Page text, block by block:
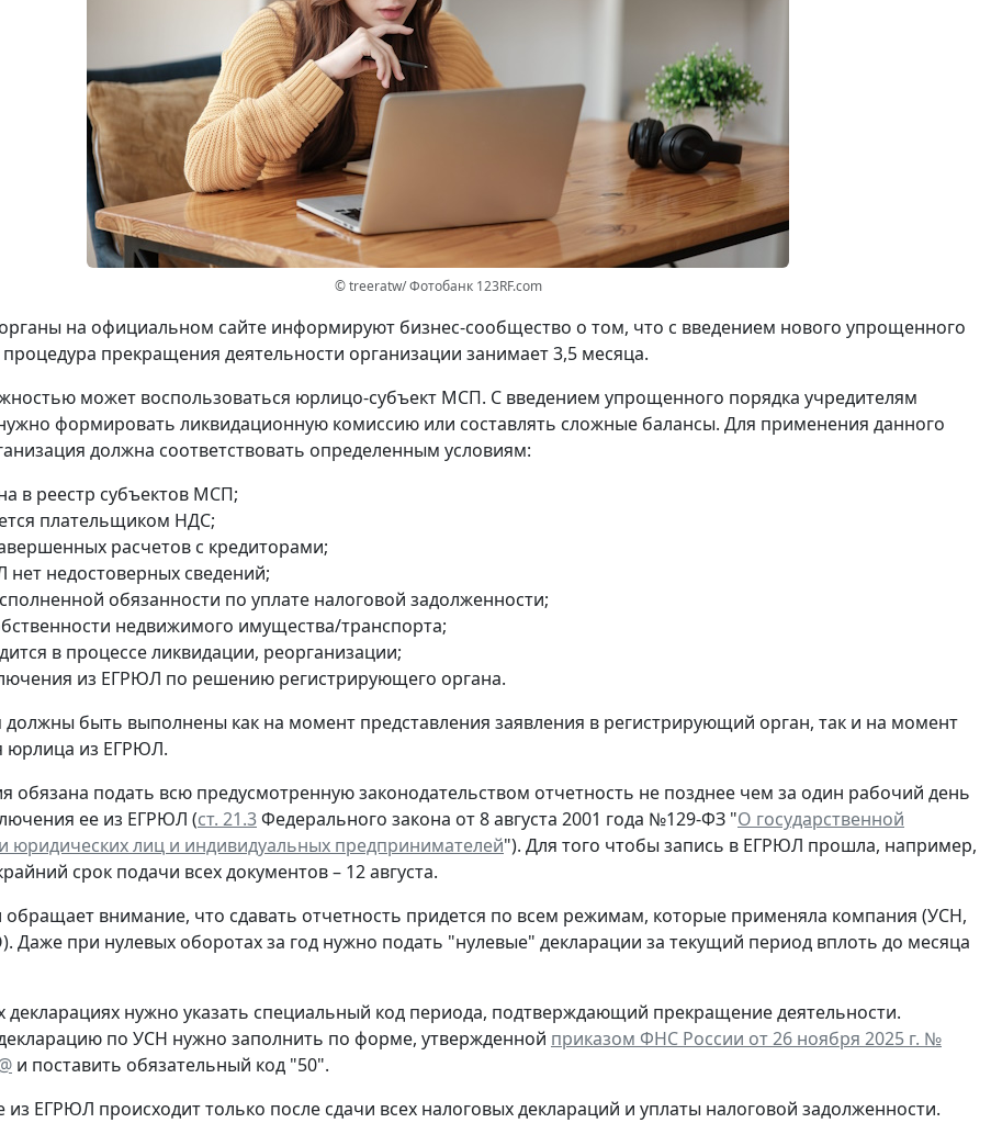
© treeratw/ Фотобанк 123RF.com
на официальном сайте информируют бизнес-сообщество о том, что с введением нового упрощенного
прекращения деятельности организации занимает 3,5 месяца.
может воспользоваться юрлицо-субъект МСП. С введением упрощенного порядка учредителям
формировать ликвидационную комиссию или составлять сложные балансы. Для применения данного
должна соответствовать определенным условиям:
в реестр субъектов МСП;
плательщиком НДС;
расчетов с кредиторами;
нет недостоверных сведений;
обязанности по уплате налоговой задолженности;
недвижимого имущества/транспорта;
в процессе ликвидации, реорганизации;
из ЕГРЮЛ по решению регистрирующего органа.
должны быть выполнены как на момент представления заявления в регистрирующий орган, так и на момент
юрлица из ЕГРЮЛ.
обязана подать всю предусмотренную законодательством отчетность не позднее чем за один рабочий день
ее из ЕГРЮЛ (ст. 21.3Федерального закона от 8 августа 2001 года №129-ФЗ "О государственной
юридических лиц и индивидуальных предпринимателей"). Для того чтобы запись в ЕГРЮЛ прошла, например,
срок подачи всех документов – 12 августа.
внимание, что сдавать отчетность придется по всем режимам, которые применяла компания (УСН,
Даже при нулевых оборотах за год нужно подать "нулевые" декларации за текущий период вплоть до месяца
декларациях нужно указать специальный код периода, подтверждающий прекращение деятельности.
по УСН нужно заполнить по форме, утвержденной приказом ФНС России от 26 ноября 2025 г. №
и поставить обязательный код "50".
ЕГРЮЛ происходит только после сдачи всех налоговых деклараций и уплаты налоговой задолженности.